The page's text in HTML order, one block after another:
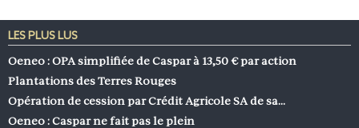
LES PLUS LUS
Oeneo : OPA simplifiée de Caspar à 13,50 € par action
Plantations des Terres Rouges
Opération de cession par Crédit Agricole SA de sa…
Oeneo : Caspar ne fait pas le plein